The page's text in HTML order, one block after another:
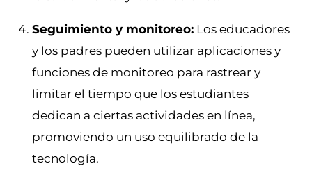
Seguimiento y monitoreo: Los educadores
y los padres pueden utilizar aplicaciones y
funciones de monitoreo para rastrear y
limitar el tiempo que los estudiantes
dedican a ciertas actividades en línea,
promoviendo un uso equilibrado de la
tecnología.